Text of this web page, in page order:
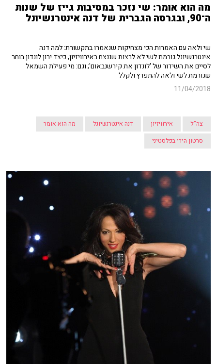
מה הוא אומר: שי נזכר במסיבות גייז של שנות
ה־90, ובגרסה הגברית של דנה אינטרנשיונל
שי ולאה עם האמרות הכי מצחיקות שנאמרו בתקשורת: למה דנה
אינטרנשיונל גורמת לשי לא לרצות שננצח באירוויזיון, כיצד ירון לונדון בוחר
לסיים את השידור של 'לונדון את קירשנבאום'; וגם: מי פעילת השמאל
שגורמת לשי ולאה להתפרץ ולקלל
11/04/2018
צה"ל אירוויזיון דנה אינטרנשיונל
מה הוא אומר
סרטון הירי בפלסטיני